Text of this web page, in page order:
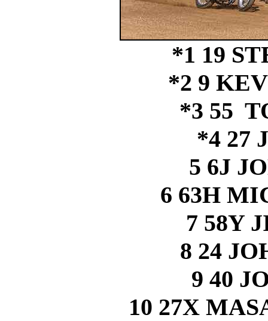
*1 19
*2 9
*3 55
*4 27
5 6J
6 63H
7 58Y
8 24
9 40
10 27X